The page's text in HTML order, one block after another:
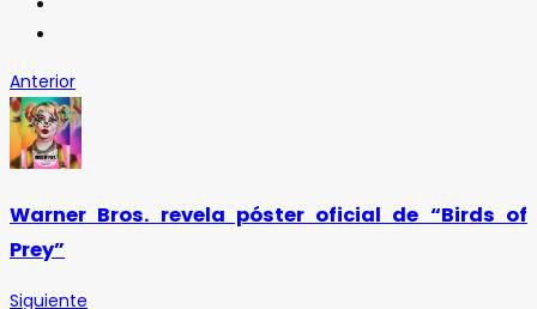
Anterior
Warner Bros. revela póster oficial de “Birds of
Prey”
Siguiente